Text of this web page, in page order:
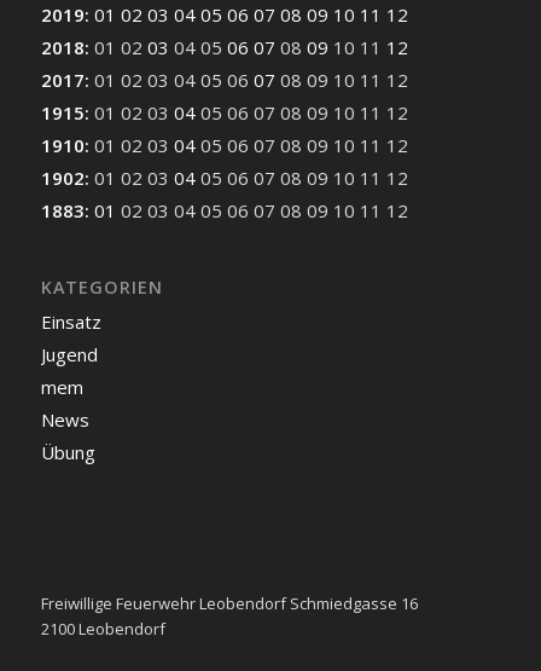
2019: 01 02 03 04 05 06 07 08 09 10 11 12
2018: 01 02 03 04 05 06 07 08 09 10 11 12
2017: 01 02 03 04 05 06 07 08 09 10 11 12
1915: 01 02 03 04 05 06 07 08 09 10 11 12
1910: 01 02 03 04 05 06 07 08 09 10 11 12
1902: 01 02 03 04 05 06 07 08 09 10 11 12
1883: 01 02 03 04 05 06 07 08 09 10 11 12
KATEGORIEN
Einsatz
Jugend
mem
News
Übung
Freiwillige Feuerwehr Leobendorf Schmiedgasse 16
2100 Leobendorf